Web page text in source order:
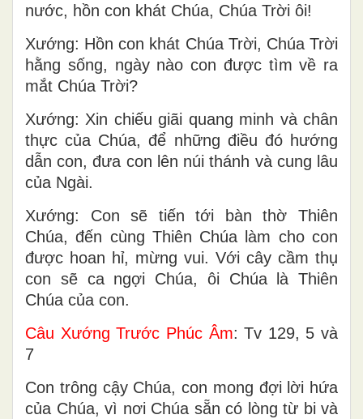
nước, hồn con khát Chúa, Chúa Trời ôi!
Xướng: Hồn con khát Chúa Trời, Chúa Trời
hằng sống, ngày nào con được tìm về ra
mắt Chúa Trời?
Xướng: Xin chiếu giãi quang minh và chân
thực của Chúa, để những điều đó hướng
dẫn con, đưa con lên núi thánh và cung lâu
của Ngài.
Xướng: Con sẽ tiến tới bàn thờ Thiên
Chúa, đến cùng Thiên Chúa làm cho con
được hoan hỉ, mừng vui. Với cây cầm thụ
con sẽ ca ngợi Chúa, ôi Chúa là Thiên
Chúa của con.
Câu Xướng Trước Phúc Âm: Tv 129, 5 và
7
Con trông cậy Chúa, con mong đợi lời hứa
của Chúa, vì nơi Chúa sẵn có lòng từ bi và